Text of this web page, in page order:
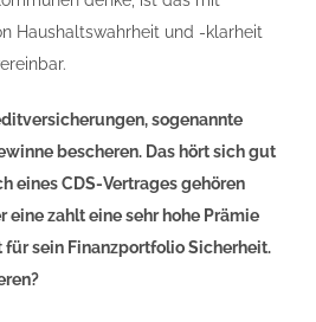
Haushaltswahrheit und -klarheit
sogenannte
bescheren. Das hört sich gut
eines CDS-Vertrages gehören
eine zahlt eine sehr hohe Prämie
sein Finanzportfolio Sicherheit.